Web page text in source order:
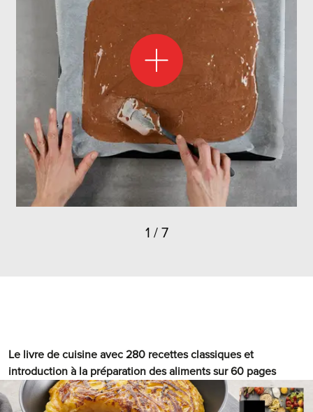
Il convient notamment de rouler le biscuit une première fois
torchon ou dans le papier cuisson
après la cuisson.
Cela évite que le biscuit se dessèche en refroidissant et on
peut ensuite le rouler sans problème avec la farce.
consistance de la pâte à biscuit de Savoie est également
déterminante pour le gâteau roulé. Cette pâte est préparée
avec des blancs d’œuf et doit rester aérée. Tu peux voir
dans cette vidéola meilleure façon de procéder.
1 / 7
Le livre de cuisine avec 280 recettes classiques et
introduction à la préparation des aliments sur 60 pages